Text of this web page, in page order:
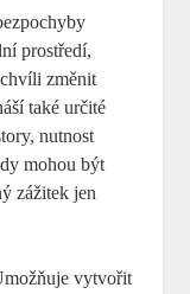
prostředí,
změnit
také určité
nutnost
mohou být
zážitek jen
vytvořit